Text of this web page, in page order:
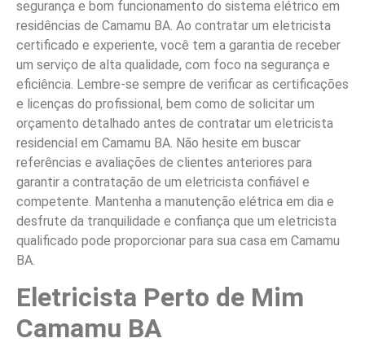
segurança e bom funcionamento do sistema elétrico em
residências de Camamu BA. Ao contratar um eletricista
certificado e experiente, você tem a garantia de receber
um serviço de alta qualidade, com foco na segurança e
eficiência. Lembre-se sempre de verificar as certificações
e licenças do profissional, bem como de solicitar um
orçamento detalhado antes de contratar um eletricista
residencial em Camamu BA. Não hesite em buscar
referências e avaliações de clientes anteriores para
garantir a contratação de um eletricista confiável e
competente. Mantenha a manutenção elétrica em dia e
desfrute da tranquilidade e confiança que um eletricista
qualificado pode proporcionar para sua casa em Camamu
BA.
Eletricista Perto de Mim
Camamu BA